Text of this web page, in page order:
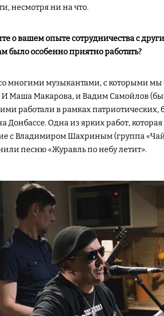
несмотря ни на что.
о вашем опыте сотрудничества с
было особенно приятно работать?
многими музыкантами, с которыми
Маша Макарова, и Вадим Самойлов
работали в рамках патриотических,
Донбассе. Одна из ярких работ,
с Владимиром Шахриным (группа
песню «Журавль по небу летит».